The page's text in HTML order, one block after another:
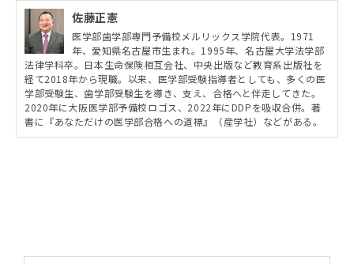
佐藤正憲
医学部歯学部専門予備校メルリックス学院代表。1971
年、愛知県名古屋市生まれ。1995年、名古屋大学法学部
法律学科卒。日本生命保険相互会社、中央出版など教育系出版社を
経て2018年から現職。以来、医学部受験指導者としても、多くの医
学部受験生、歯学部受験生を導き、支え、合格へと伴走してきた。
2020年に大阪医学部予備校ロゴス、2022年にDDPを吸収合併。著
書に『あなただけの医学部合格への道標』（産学社）などがある。